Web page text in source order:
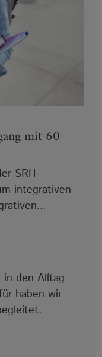
mit 60
SRH
integrativen
in den Alltag
haben wir